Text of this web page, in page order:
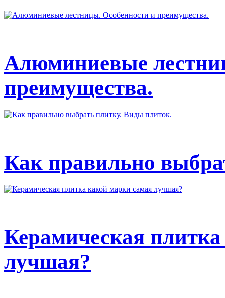
Алюминиевые
преимущества.
Как правильно
Керамическая
лучшая?